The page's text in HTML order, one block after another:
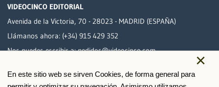
×
En este sitio web se sirven Cookies, de forma general para
VIDEOCINCO EDITORIAL
Avenida de la Victoria, 70 - 28023 - MADRID (ESPAÑA)
Llámanos ahora: (+34) 915 429 352
Nos puedes escribir a:pedidos@videocinco.com
PAGO SEGURO